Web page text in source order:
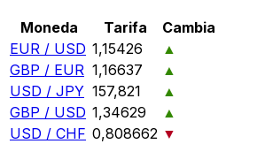
Moneda Tarifa
Cambia
EUR / USD 1,15426
▲
GBP / EUR 1,16637
▲
USD / JPY 157,821
▲
GBP / USD 1,34629
▲
USD / CHF 0,808662 ▼